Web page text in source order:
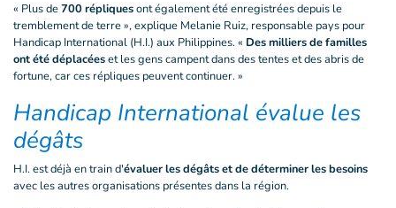
« Plus de700 répliquesont également été enregistrées depuis le
tremblement de terre », explique Melanie Ruiz, responsable pays pour
Handicap International (H.I.) aux Philippines. « Des milliers de familles
ont été déplacéeset les gens campent dans des tentes et des abris de
fortune, car ces répliques peuvent continuer. »
Handicap International évalue les
dégâts
H.I. est déjà en train d'évaluer les dégâts et de déterminer les besoins
avec les autres organisations présentes dans la région.